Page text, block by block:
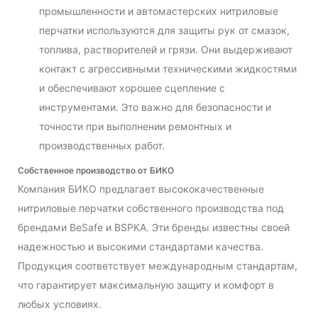
промышленности и автомастерских нитриловые
перчатки используются для защиты рук от смазок,
топлива, растворителей и грязи. Они выдерживают
контакт с агрессивными техническими жидкостями
и обеспечивают хорошее сцепление с
инструментами. Это важно для безопасности и
точности при выполнении ремонтных и
производственных работ.
Собственное производство от БИКО
Компания БИКО предлагает высококачественные
нитриловые перчатки собственного производства под
брендами BeSafe и BSPKA. Эти бренды известны своей
надежностью и высокими стандартами качества.
Продукция соответствует международным стандартам,
что гарантирует максимальную защиту и комфорт в
любых условиях.